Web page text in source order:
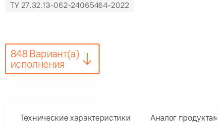
ТУ 27.32.13-062-24065464-2022
848 Вариант(а)
исполнения
Технические характеристики Аналог